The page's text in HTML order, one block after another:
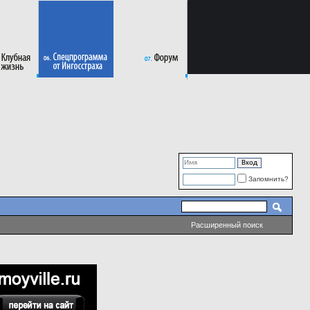
Запомнить?
Расширенный поиск